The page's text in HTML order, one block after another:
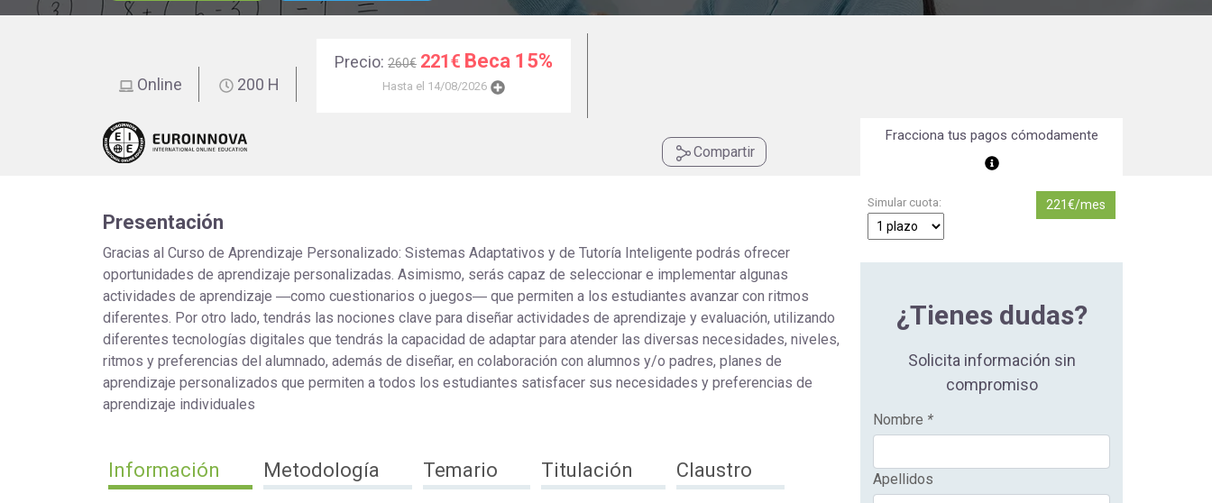
Universitaria
Masters Profesionales
Orientación Laboral
Online 200 H
Precio: 260€ 221€ Beca 15%
Hasta el 14/08/2026
Compartir
Presentación
Gracias al Curso de Aprendizaje Personalizado: Sistemas Adaptativos y de Tutoría Inteligente podrás ofrecer
oportunidades de aprendizaje personalizadas. Asimismo, serás capaz de seleccionar e implementar algunas
actividades de aprendizaje ―como cuestionarios o juegos― que permiten a los estudiantes avanzar con ritmos
diferentes. Por otro lado, tendrás las nociones clave para diseñar actividades de aprendizaje y evaluación, utilizando
diferentes tecnologías digitales que tendrás la capacidad de adaptar para atender las diversas necesidades, niveles,
ritmos y preferencias del alumnado, además de diseñar, en colaboración con alumnos y/o padres, planes de
aprendizaje personalizados que permiten a todos los estudiantes satisfacer sus necesidades y preferencias de
aprendizaje individuales
Información Metodología Temario Titulación Claustro
Fracciona tus pagos cómodamente
Simular cuota: 221€/mes
¿Tienes dudas?
Solicita información sin
compromiso
Nombre *
Apellidos